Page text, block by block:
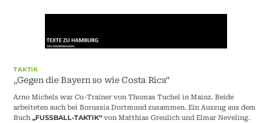
TAKTIK
„Gegen die Bayern so wie Costa Rica“
Arno Michels war Co-Trainer von Thomas Tuchel in Mainz. Beide
arbeiteten auch bei Borussia Dortmund zusammen. Ein Auszug aus dem
Buch„FUSSBALL-TAKTIK“ von Matthias Greulich und Elmar Neveling.